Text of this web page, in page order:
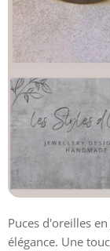
Puces d'oreilles
élégance. Une